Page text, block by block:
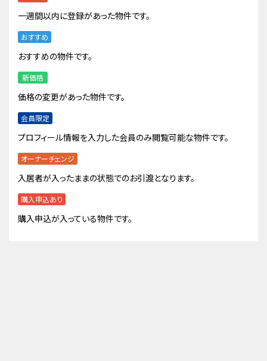
一週間以内に登録があった物件です。
おすすめ
おすすめの物件です。
新価格
価格の変更があった物件です。
会員限定
プロフィール情報を入力した会員のみ閲覧可能な物件です。
オーナーチェンジ
入居者が入ったままの状態でのお引渡となります。
購入申込あり
購入申込が入っている物件です。